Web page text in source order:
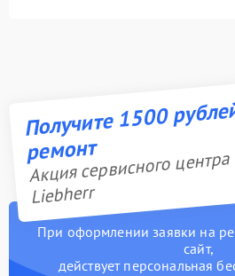
Получите 1500
ремонт
Акция сервисного центра
Liebherr
При оформлении заявки на
сайт,
действует персональная